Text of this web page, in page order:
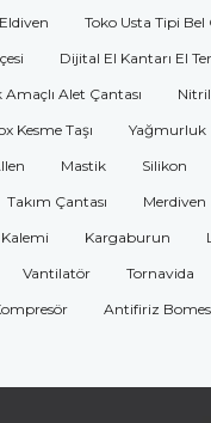
Eldiven
Toko Usta Tipi Bel
Dijital El Kantarı El
Amaçlı Alet Çantası
Kesme Taşı Yağmurluk
Mastik Silikon
Takım Çantası Merdiven
Kargaburun
Vantilatör Tornavida
Antifiriz